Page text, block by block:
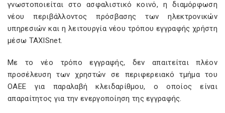
γνωστοποιείται στο ασφαλιστικό κοινό, η διαμόρφωση
νέου περιβάλλοντος πρόσβασης των ηλεκτρονικών
υπηρεσιών και η λειτουργία νέου τρόπου εγγραφής χρήστη
μέσω TAXISnet.
Με το νέο τρόπο εγγραφής, δεν απαιτείται πλέον
προσέλευση των χρηστών σε περιφερειακό τμήμα του
ΟΑΕΕ για παραλαβή κλειδαρίθμου, ο οποίος είναι
απαραίτητος για την ενεργοποίηση της εγγραφής.